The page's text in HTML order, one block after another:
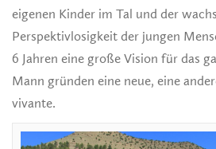
eigenen Kinder im Tal und der
Perspektivlosigkeit der jungen
6 Jahren eine große Vision für das
Mann gründen eine neue, eine
vivante.